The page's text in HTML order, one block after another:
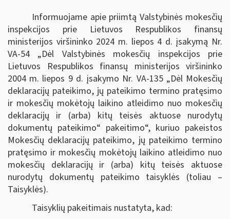
Informuojame apie priimtą Valstybinės mokesčių
inspekcijos prie Lietuvos Respublikos finansų
ministerijos viršininko 2024 m. liepos 4 d. įsakymą Nr.
VA-54 „Dėl Valstybinės mokesčių inspekcijos prie
Lietuvos Respublikos finansų ministerijos viršininko
2004 m. liepos 9 d. įsakymo Nr. VA-135 „Dėl Mokesčių
deklaracijų pateikimo, jų pateikimo termino pratęsimo
ir mokesčių mokėtojų laikino atleidimo nuo mokesčių
deklaracijų ir (arba) kitų teisės aktuose nurodytų
dokumentų pateikimo“ pakeitimo“, kuriuo pakeistos
Mokesčių deklaracijų pateikimo, jų pateikimo termino
pratęsimo ir mokesčių mokėtojų laikino atleidimo nuo
mokesčių deklaracijų ir (arba) kitų teisės aktuose
nurodytų dokumentų pateikimo taisyklės (toliau –
Taisyklės).
Taisyklių pakeitimais nustatyta, kad: